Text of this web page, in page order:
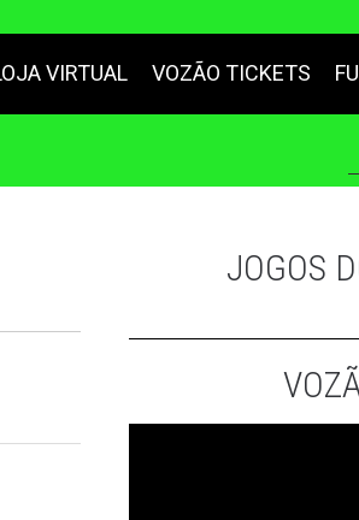
VIRTUAL VOZÃO TICKETS
JOGOS